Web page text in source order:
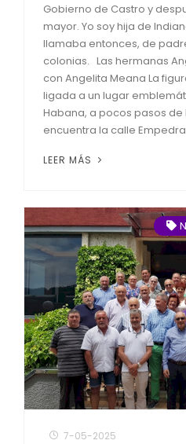
Gobierno de Castro y
mayor. Yo soy hija de
llamaba entonces, de
colonias. Las hermanas
con Angelita Meana La
ligada a un lugar
Habana, a pocos pasos de
encuentra la calle
LEER MÁS
7-05-2025